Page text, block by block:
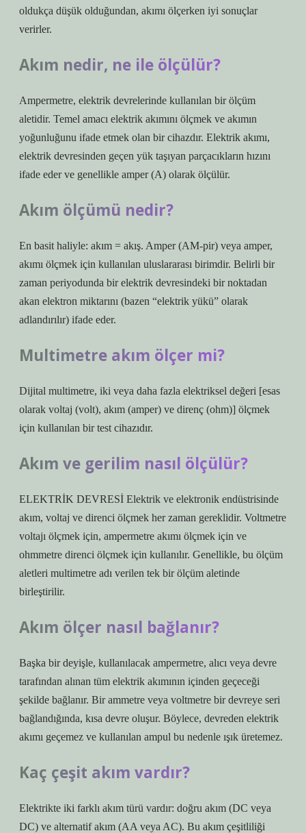
oldukça düşük olduğundan, akımı ölçerken iyi sonuçlar
verirler.
Akım nedir, ne ile ölçülür?
Ampermetre, elektrik devrelerinde kullanılan bir ölçüm
aletidir. Temel amacı elektrik akımını ölçmek ve akımın
yoğunluğunu ifade etmek olan bir cihazdır. Elektrik akımı,
elektrik devresinden geçen yük taşıyan parçacıkların hızını
ifade eder ve genellikle amper (A) olarak ölçülür.
Akım ölçümü nedir?
En basit haliyle: akım = akış. Amper (AM-pir) veya amper,
akımı ölçmek için kullanılan uluslararası birimdir. Belirli bir
zaman periyodunda bir elektrik devresindeki bir noktadan
akan elektron miktarını (bazen “elektrik yükü” olarak
adlandırılır) ifade eder.
Multimetre akım ölçer mi?
Dijital multimetre, iki veya daha fazla elektriksel değeri [esas
olarak voltaj (volt), akım (amper) ve direnç (ohm)] ölçmek
için kullanılan bir test cihazıdır.
Akım ve gerilim nasıl ölçülür?
ELEKTRİK DEVRESİ Elektrik ve elektronik endüstrisinde
akım, voltaj ve direnci ölçmek her zaman gereklidir. Voltmetre
voltajı ölçmek için, ampermetre akımı ölçmek için ve
ohmmetre direnci ölçmek için kullanılır. Genellikle, bu ölçüm
aletleri multimetre adı verilen tek bir ölçüm aletinde
birleştirilir.
Akım ölçer nasıl bağlanır?
Başka bir deyişle, kullanılacak ampermetre, alıcı veya devre
tarafından alınan tüm elektrik akımının içinden geçeceği
şekilde bağlanır. Bir ammetre veya voltmetre bir devreye seri
bağlandığında, kısa devre oluşur. Böylece, devreden elektrik
akımı geçemez ve kullanılan ampul bu nedenle ışık üretemez.
Kaç çeşit akım vardır?
Elektrikte iki farklı akım türü vardır: doğru akım (DC veya
DC) ve alternatif akım (AA veya AC). Bu akım çeşitliliği